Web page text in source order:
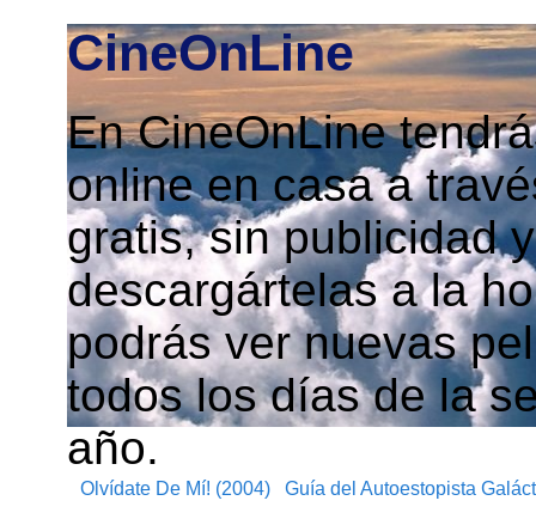
CineOnLine
En CineOnLine
online en casa a
gratis, sin publicidad
descargártelas a la
podrás ver nuevas
todos los días de la
año.
Olvídate De Mí! (2004) Guía del Autoestopista